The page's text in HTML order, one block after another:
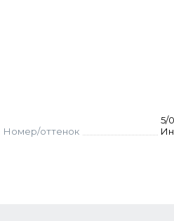
волос уровня 11 — 1-2%
Номер/оттенок
5/